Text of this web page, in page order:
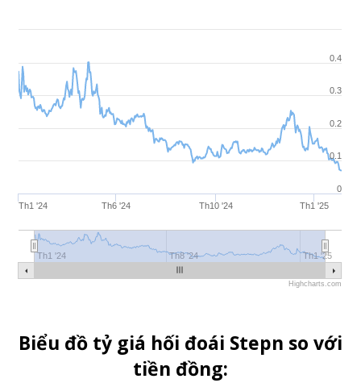
Th1 '24 Th6 '24 Th10 '24 Th1 '25
Th1 '24 Th8 '24 Th1 '25
0.1
0.2
0.3
0.4
0
Highcharts.com
Th1 '24
Biểu đồ tỷ giá hối đoái Stepn so với
tiền đồng: